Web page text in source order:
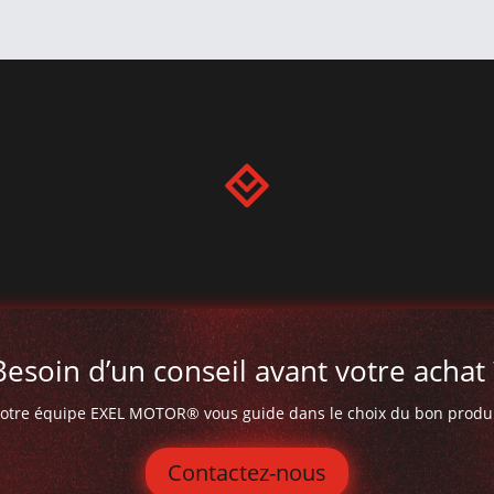
d’un conseil avant votre achat
équipe EXEL MOTOR® vous guide dans le choix du bon
Contactez-nous